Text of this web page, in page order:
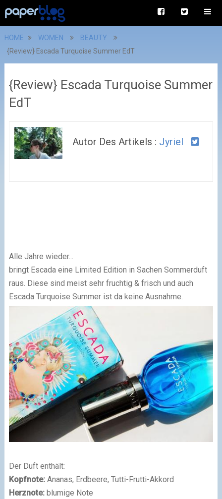
HOME WOMEN
BEAUTY
{Review} Escada Turquoise Summer EdT
{Review} Escada Turquoise Summer
EdT
Autor Des Artikels : Jyriel
Alle Jahre wieder...
bringt Escada eine Limited Edition in Sachen Sommerduft
raus. Diese sind meist sehr fruchtig & frisch und auch
Escada Turquoise Summer ist da keine Ausnahme.
Der Duft enthält:
Kopfnote:Ananas, Erdbeere, Tutti-Frutti-Akkord
Herznote:blumige Note